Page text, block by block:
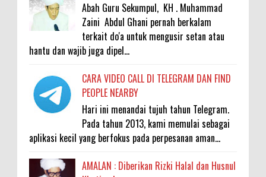
Abah Guru Sekumpul, KH . Muhammad
Zaini Abdul Ghani pernah berkalam
terkait do'a untuk mengusir setan atau
hantu dan wajib juga dipel...
CARA VIDEO CALL DI TELEGRAM DAN FIND
PEOPLE NEARBY
Hari ini menandai tujuh tahun Telegram.
Pada tahun 2013, kami memulai sebagai
aplikasi kecil yang berfokus pada perpesanan aman...
AMALAN : Diberikan Rizki Halal dan Husnul